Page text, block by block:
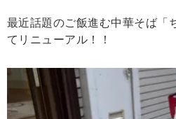
最近話題のご飯進む中華そば「
てリニューアル！！